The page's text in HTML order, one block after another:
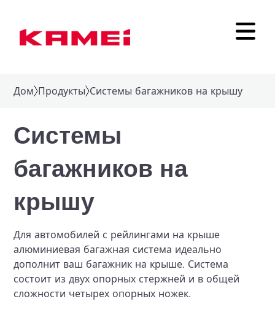
Дом Продукты Системы багажников на крышу
Системы
багажников на
крышу
Для автомобилей с рейлингами на крыше
алюминиевая багажная система идеально
дополнит ваш багажник на крыше. Система
состоит из двух опорных стержней и в общей
сложности четырех опорных ножек.